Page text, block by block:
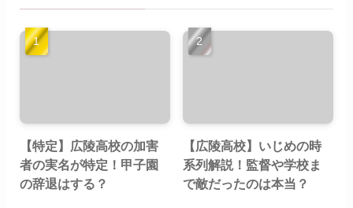
【特定】広陵高校の加害
者の実名が特定！甲子園
の辞退はする？
【広陵高校】いじめの時
系列解説！監督や学校ま
で敵だったのは本当？